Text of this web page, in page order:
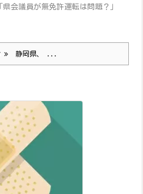
会議員が無免許運転は問題？」
静岡県、 ...